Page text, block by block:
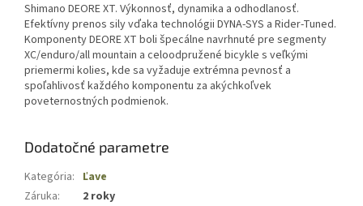
Shimano DEORE XT. Výkonnosť, dynamika a odhodlanosť.
Efektívny prenos sily vďaka technológii DYNA-SYS a Rider-Tuned.
Komponenty DEORE XT boli špecálne navrhnuté pre segmenty
XC/enduro/all mountain a celoodpružené bicykle s veľkými
priemermi kolies, kde sa vyžaduje extrémna pevnosť a
spoľahlivosť každého komponentu za akýchkoľvek
poveternostných podmienok.
Dodatočné parametre
Kategória: Ľave
Záruka: 2 roky